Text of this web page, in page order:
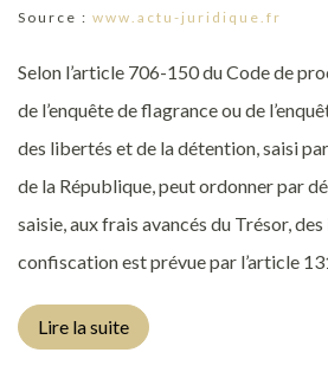
Source : www.actu-juridique.fr
Selon l’article 706-150 du Code de
de l’enquête de flagrance ou de
des libertés et de la détention, saisi
de la République, peut ordonner par
saisie, aux frais avancés du Trésor,
confiscation est prévue par l’article
Lire la suite